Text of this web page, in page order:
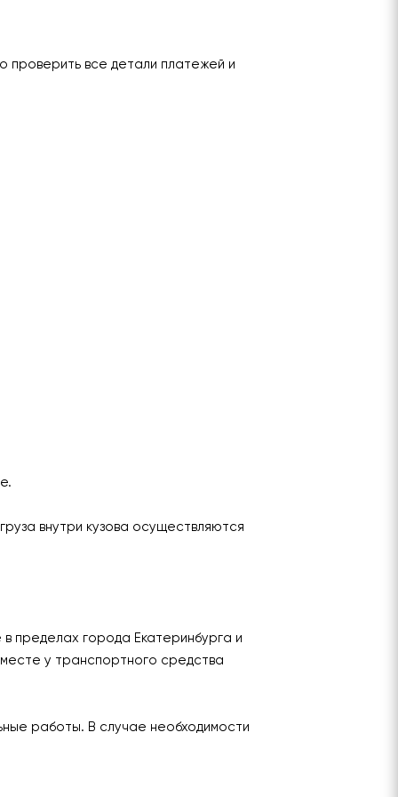
проверить все детали платежей и
внутри кузова осуществляются
пределах города Екатеринбурга и
у транспортного средства
работы. В случае необходимости